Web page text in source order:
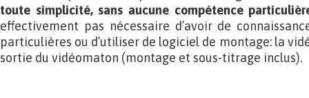
toute simplicité, sans aucune compétence
effectivement pas nécessaire d’avoir de
particulières ou d’utiliser de logiciel de montage: la
sortie du vidéomaton (montage et sous-titrage inclus).